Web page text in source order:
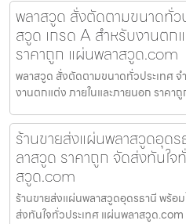
พลาสวูด สั่งตัดตามขนาดทั่ว
สวูด เกรด A สำหรับงานตก
ราคาถูก แผ่นพลาสวูด.com
พลาสวูด สั่งตัดตามขนาดทั่วประเทศ จ
งานตกแต่ง ภายในและภายนอก ราค
ร้านขายส่งแผ่นพลาสวูดอุด
ลาสวูด ราคาถูก จัดส่งทันใจ
สวูด.com
ร้านขายส่งแผ่นพลาสวูดอุดรธานี พร้อ
ส่งทันใจทั่วประเทศ แผ่นพลาสวูด